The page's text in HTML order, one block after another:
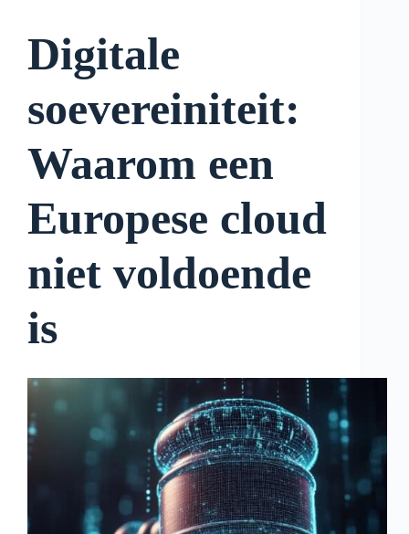
Digitale
soevereiniteit:
Waarom een
Europese cloud
niet voldoende
is